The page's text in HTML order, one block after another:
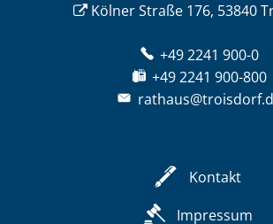
Kölner Straße 176, 53840
+49 2241 900-0
+49 2241 900-800
Kontakt
Impressum